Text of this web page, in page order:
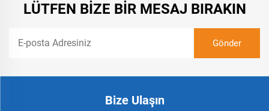
LÜTFEN BIZE BIR MESAJ BIRAKIN
Bize Ulaşın